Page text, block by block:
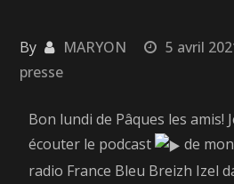
By MARYON 5 avril
presse
Bon lundi de Pâques les amis!
écouter le podcast
de
radio France Bleu Breizh Izel